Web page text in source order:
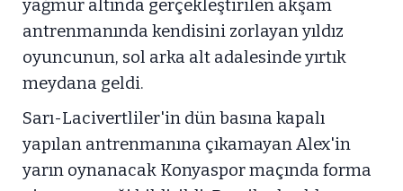
yağmur altında gerçekleştirilen akşam
antrenmanında kendisini zorlayan yıldız
oyuncunun, sol arka alt adalesinde yırtık
meydana geldi.
Sarı-Lacivertliler'in dün basına kapalı
yapılan antrenmanına çıkamayan Alex'in
yarın oynanacak Konyaspor maçında forma